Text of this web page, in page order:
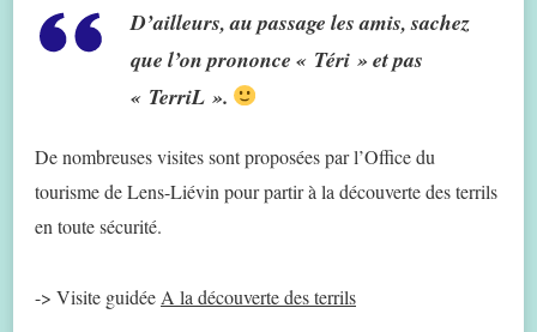
D’ailleurs, au passage les amis, sachez
que l’on prononce « Téri » et pas
« TerriL ».
De nombreuses visites sont proposées par l’Office du
tourisme de Lens-Liévin pour partir à la découverte des terrils
en toute sécurité.
-> Visite guidée A la découverte des terrils